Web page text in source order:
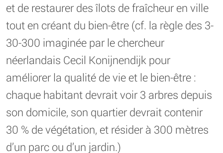
et de restaurer des îlots de fraîcheur en ville
tout en créant du bien-être (cf. la règle des 3-
30-300 imaginée par le chercheur
néerlandais Cecil Konijnendijk pour
améliorer la qualité de vie et le bien-être :
chaque habitant devrait voir 3 arbres depuis
son domicile, son quartier devrait contenir
30 % de végétation, et résider à 300 mètres
d’un parc ou d’un jardin.)